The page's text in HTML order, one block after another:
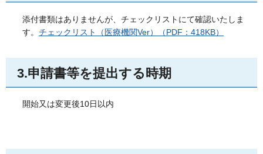
添付書類はありませんが、チェックリストにて確認いたしま
す。 チェックリスト（医療機関Ver）（PDF：418KB）
3.申請書等を提出する時期
開始又は変更後10日以内